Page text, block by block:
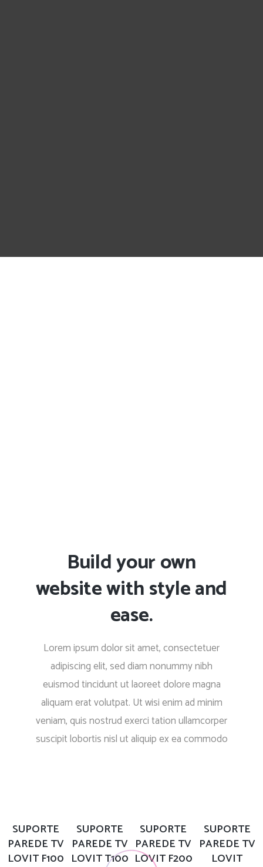
Build your own
website with style and
ease.
Lorem ipsum dolor sit amet, consectetuer
adipiscing elit, sed diam nonummy nibh
euismod tincidunt ut laoreet dolore magna
aliquam erat volutpat. Ut wisi enim ad minim
veniam, quis nostrud exerci tation ullamcorper
suscipit lobortis nisl ut aliquip ex ea commodo
SUPORTE
PAREDE TV
LOVIT F100
SUPORTE
PAREDE TV
LOVIT T100
SUPORTE
PAREDE TV
LOVIT F200
SUPORTE
PAREDE TV
LOVIT